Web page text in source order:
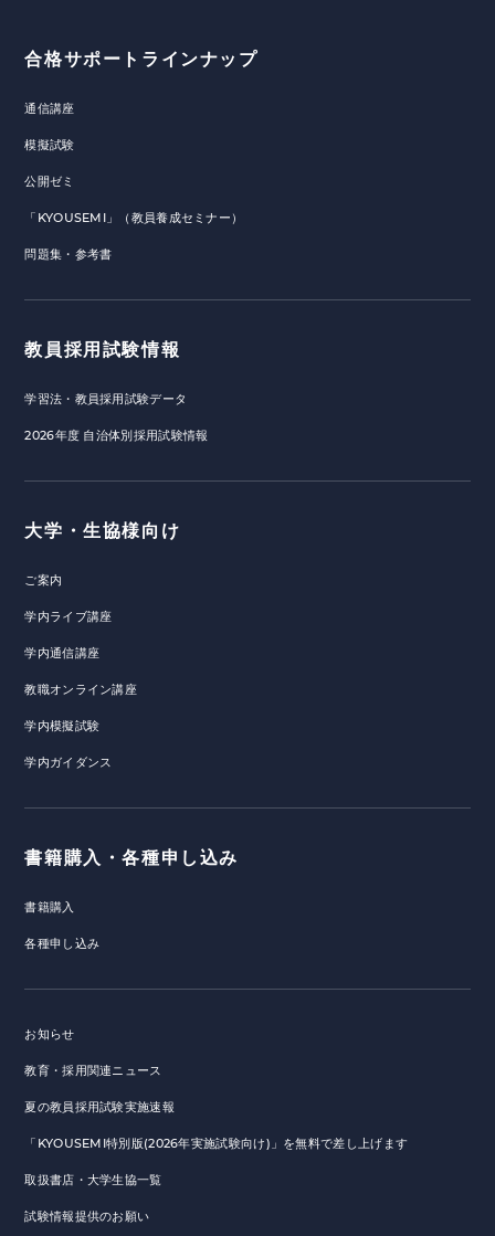
合格サポートラインナップ
通信講座
模擬試験
公開ゼミ
「KYOUSEMI」（教員養成セミナー）
問題集・参考書
教員採用試験情報
学習法・教員採用試験データ
2026年度 自治体別採用試験情報
大学・生協様向け
ご案内
学内ライブ講座
学内通信講座
教職オンライン講座
学内模擬試験
学内ガイダンス
書籍購入・各種申し込み
書籍購入
各種申し込み
お知らせ
教育・採用関連ニュース
夏の教員採用試験実施速報
「KYOUSEMI特別版(2026年実施試験向け)」を無料で差し上げます
取扱書店・大学生協一覧
試験情報提供のお願い